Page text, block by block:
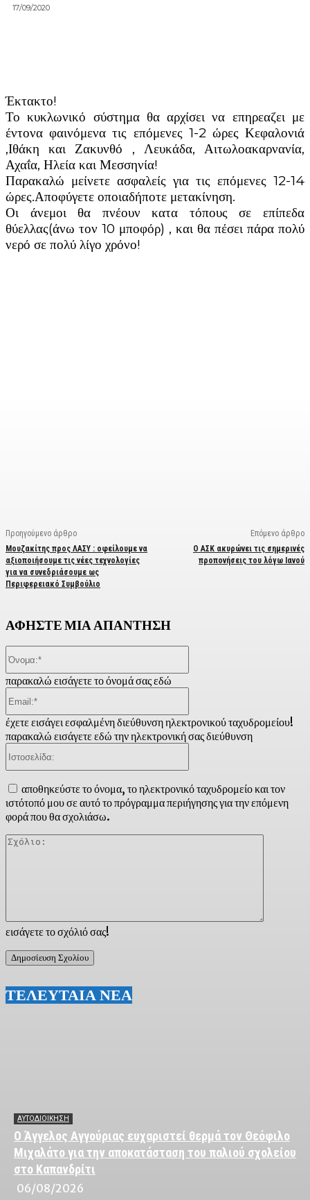
17/09/2020
Έκτακτο!
Το κυκλωνικό σύστημα θα αρχίσει να επηρεαζει με
έντονα φαινόμενα τις επόμενες 1-2 ώρες Κεφαλονιά
,Ιθάκη και Ζακυνθό , Λευκάδα, Αιτωλοακαρνανία,
Αχαΐα, Ηλεία και Μεσσηνία!
Παρακαλώ μείνετε ασφαλείς για τις επόμενες 12-14
ώρες.Αποφύγετε οποιαδήποτε μετακίνηση.
Οι άνεμοι θα πνέουν κατα τόπους σε επίπεδα
θύελλας(άνω τον 10 μποφόρ) , και θα πέσει πάρα πολύ
νερό σε πολύ λίγο χρόνο!
Προηγούμενο άρθρο
Μουζακίτης προς ΛΑΣΥ : οφείλουμε να
αξιοποιήσουμε τις νέες τεχνολογίες
για να συνεδριάσουμε ως
Περιφερειακό Συμβούλιο
Επόμενο άρθρο
Ο ΑΣΚ ακυρώνει τις σημερινές
προπονήσεις του λόγω Ιανού
ΑΦΗΣΤΕ ΜΙΑ ΑΠΑΝΤΗΣΗ
εισάγετε το σχόλιό σας!
παρακαλώ εισάγετε το όνομά σας εδώ
έχετε εισάγει εσφαλμένη διεύθυνση ηλεκτρονικού ταχυδρομείου!
παρακαλώ εισάγετε εδώ την ηλεκτρονική σας διεύθυνση
αποθηκεύστε το όνομα, το ηλεκτρονικό ταχυδρομείο και τον
ιστότοπό μου σε αυτό το πρόγραμμα περιήγησης για την επόμενη
φορά που θα σχολιάσω.
ΤΕΛΕΥΤΑΙΑ ΝΕΑ
ΑΥΤΟΔΙΟΙΚΗΣΗ
Ο Άγγελος Αγγούριας ευχαριστεί θερμά τον Θεόφιλο
Μιχαλάτο για την αποκατάσταση του παλιού σχολείου
στο Καπανδρίτι
06/08/2026